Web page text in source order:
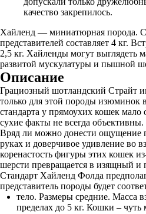
качество закрепилось.
Хайленд — миниатюрная порода.
представителей составляет 4 кг.
2,5 кг. Хайленды могут выглядеть
развитой мускулатуры и пышной
Описание
Грациозный шотландский Страйт
только для этой породы изюминок
стандарта у прямоухих кошек мало
сухие факты не всегда объективны.
Вряд ли можно донести ощущение
руках и доверчивое удивление во
коренастость фигуры этих кошек
шерсти превращается в изящный и
Стандарт Хайленд Фолда
представитель породы будет
тело. Размеры средние. Масса
пределах до 5 кг. Кошки –